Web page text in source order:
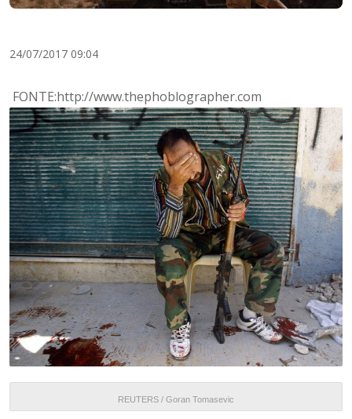
24/07/2017 09:04
FONTE:http://www.thephoblographer.com
REUTERS / Goran Tomasevic